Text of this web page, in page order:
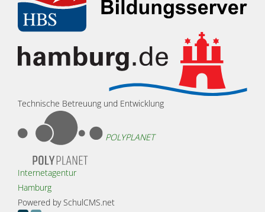
Technische Betreuung und Entwicklung
POLYPLANET
Internetagentur
Hamburg
Powered by SchulCMS.net